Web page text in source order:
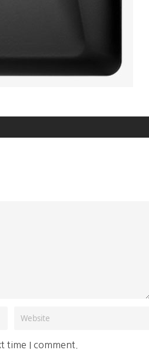
time I comment.